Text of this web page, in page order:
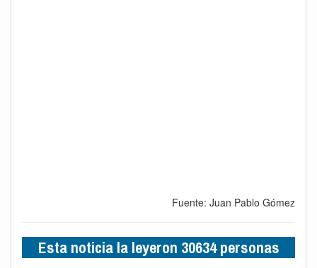
Fuente: Juan Pablo Gómez
Esta noticia la leyeron 30634 personas